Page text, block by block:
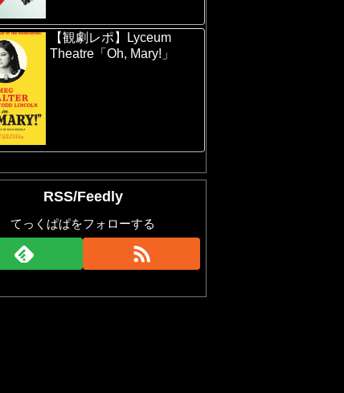
【観劇レポ】Lyceum
Theatre「Oh, Mary!」
RSS/Feedly
てっくぱぱをフォローする